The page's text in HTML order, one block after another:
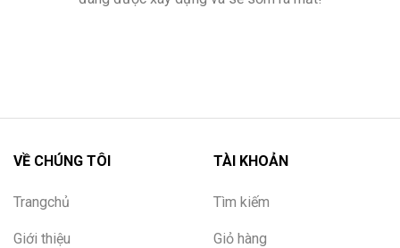
VỀ CHÚNG TÔI
Trangchủ
Giới thiệu
TÀI KHOẢN
Tìm kiếm
Giỏ hàng